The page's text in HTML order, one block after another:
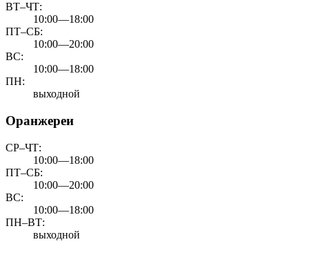
ВТ–ЧТ:
10:00—18:00
ПТ–СБ:
10:00—20:00
ВС:
10:00—18:00
ПН:
выходной
Оранжереи
СР–ЧТ:
10:00—18:00
ПТ–СБ:
10:00—20:00
ВС:
10:00—18:00
ПН–ВТ:
выходной